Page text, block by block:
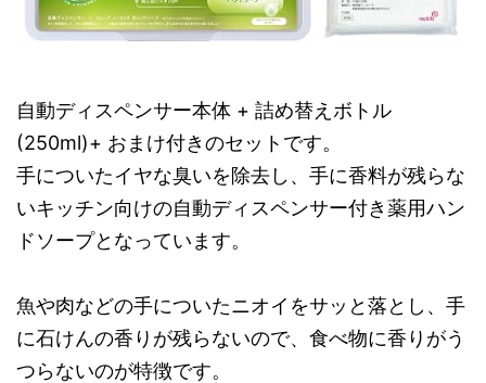
自動ディスペンサー本体 + 詰め替えボトル
(250ml)+ おまけ付きのセットです。
手についたイヤな臭いを除去し、手に香料が残らな
いキッチン向けの自動ディスペンサー付き薬用ハン
ドソープとなっています。
魚や肉などの手についたニオイをサッと落とし、手
に石けんの香りが残らないので、食べ物に香りがう
つらないのが特徴です。